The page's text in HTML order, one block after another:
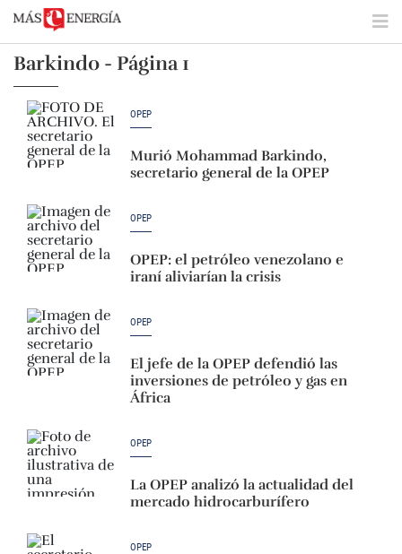
Barkindo - Página 1
OPEP
Murió Mohammad Barkindo,
secretario general de la OPEP
OPEP
OPEP: el petróleo venezolano e
iraní aliviarían la crisis
OPEP
El jefe de la OPEP defendió las
inversiones de petróleo y gas en
África
OPEP
La OPEP analizó la actualidad del
mercado hidrocarburífero
OPEP